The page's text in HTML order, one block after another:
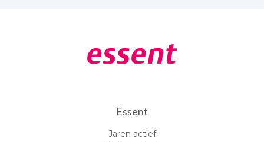
Essent
Jaren actief